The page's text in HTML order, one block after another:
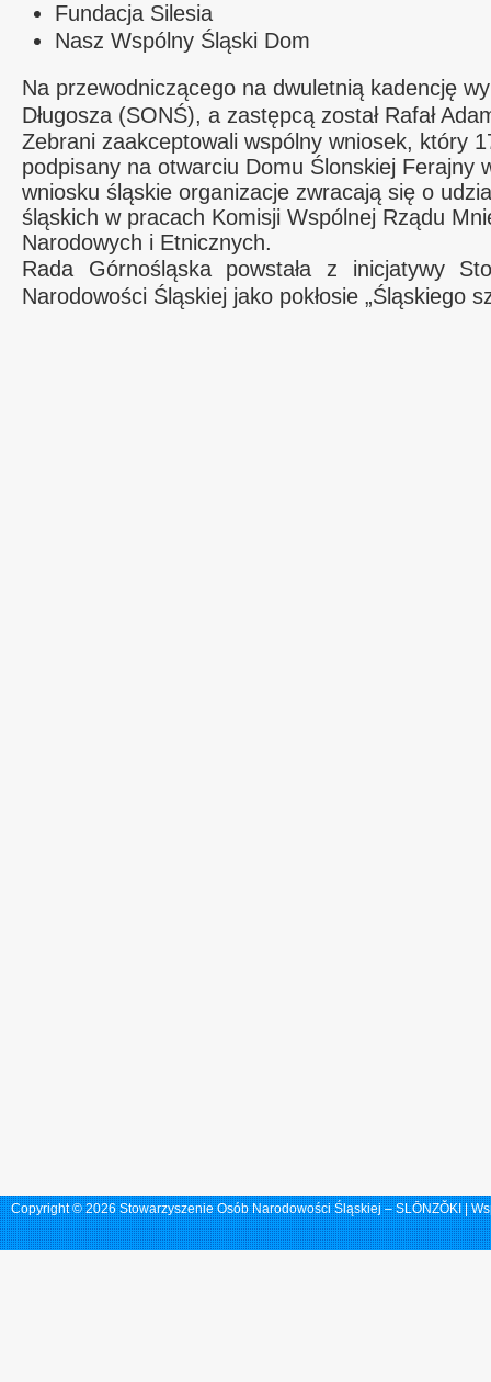
Fundacja Silesia
Nasz Wspólny Śląski Dom
Na przewodniczącego na dwuletnią kadencję
Długosza (SONŚ), a zastępcą został Rafał
Zebrani zaakceptowali wspólny wniosek, który
podpisany na otwarciu Domu Ślonskiej Ferajny
wniosku śląskie organizacje zwracają się o
śląskich w pracach Komisji Wspólnej Rządu
Narodowych i Etnicznych.
Rada Górnośląska powstała z inicjatywy
Narodowości Śląskiej jako pokłosie „Śląskiego
Copyright © 2026 Stowarzyszenie Osób Narodowości Śląskiej – SLŌNZŎKI |